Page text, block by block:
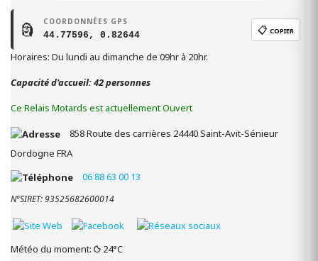
🗿 COORDONNÉES GPS
44.77596, 0.82644 📋 COPIER
Horaires: Du lundi au dimanche de 09hr à 20hr.
Capacité d'accueil: 42 personnes
Ce Relais Motards est actuellement Ouvert
858 Route des carrières 24440Saint-Avit-Sénieur
Dordogne FRA
06 88 63 00 13
N°SIRET: 93525682600014
Météo du moment: 24°C